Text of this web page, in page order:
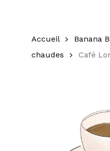
Accueil Banana
chaudes
Café